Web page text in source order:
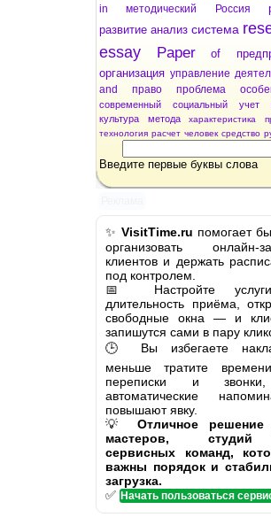
in
методический Россия
развитие анализ система
essay
Paper of
организация управление
and
право проблема
современный социальный учет
культура
метода характеристика
технология расчет человек средство
Введите первые буквы слова
✨ VisitTime.ru помогает
организовать онлайн-
клиентов и держать
под контролем.
📅 Настройте
длительность приёма,
свободные окна — и
запишутся сами в пару
🕒 Вы избегаете
меньше тратите
переписки и
автоматические
повышают явку.
💡 Отличное
мастеров,
сервисных команд,
важны порядок и
загрузка.
✅ Начать пользоваться